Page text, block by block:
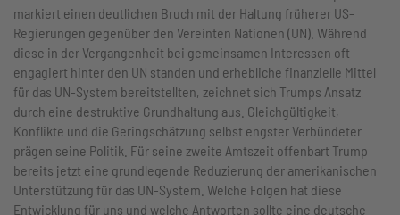
markiert einen deutlichen Bruch mit der Haltung früherer US-
Regierungen gegenüber den Vereinten Nationen (UN). Während
diese in der Vergangenheit bei gemeinsamen Interessen oft
engagiert hinter den UN standen und erhebliche finanzielle Mittel
für das UN-System bereitstellten, zeichnet sich Trumps Ansatz
durch eine destruktive Grundhaltung aus. Gleichgültigkeit,
Konflikte und die Geringschätzung selbst engster Verbündeter
prägen seine Politik. Für seine zweite Amtszeit offenbart Trump
bereits jetzt eine grundlegende Reduzierung der amerikanischen
Unterstützung für das UN-System. Welche Folgen hat diese
Entwicklung für uns und welche Antworten sollte eine deutsche